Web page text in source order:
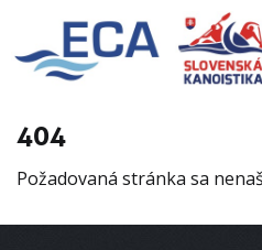
404
Požadovaná stránka sa
INFO